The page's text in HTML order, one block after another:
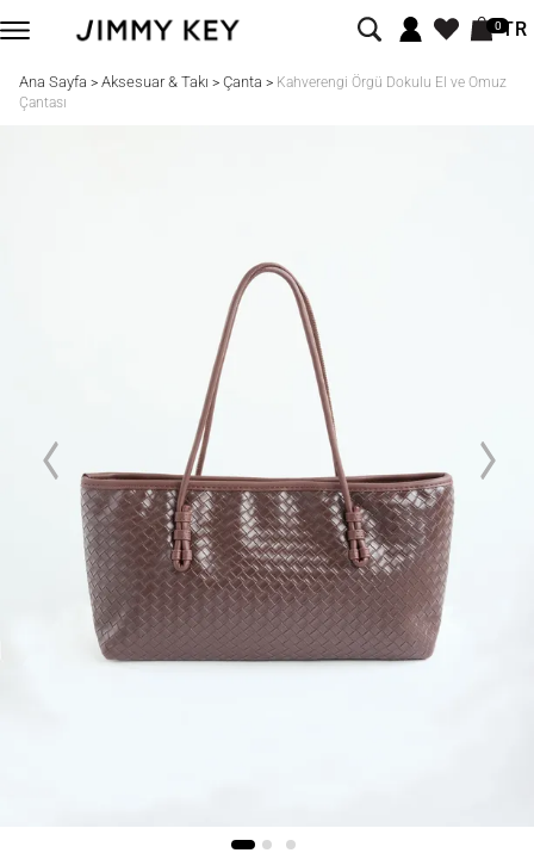
0TR
Ana Sayfa > Aksesuar & Takı > Çanta > Kahverengi Örgü Dokulu El ve Omuz
Çantası